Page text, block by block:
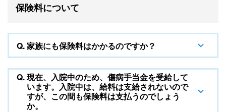
保険料について
Q.家族にも保険料はかかるのですか？
Q.現在、入院中のため、傷病手当金を受給して
います。入院中は、給料は支給されないので
すが、この間も保険料は支払うのでしょう
か。